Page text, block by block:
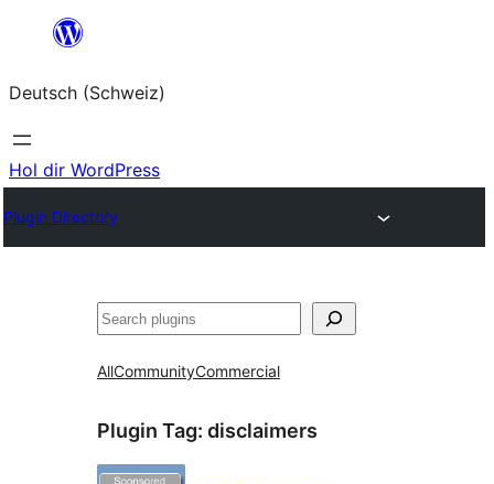
springen
Deutsch (Schweiz)
Hol dir WordPress
Plugin Directory
Suchen
AllCommunityCommercial
Plugin Tag: disclaimers